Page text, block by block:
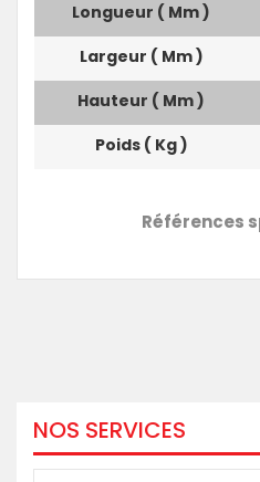
Longueur ( Mm )
Largeur ( Mm )
Hauteur ( Mm )
Poids ( Kg )
Références
NOS SERVICES